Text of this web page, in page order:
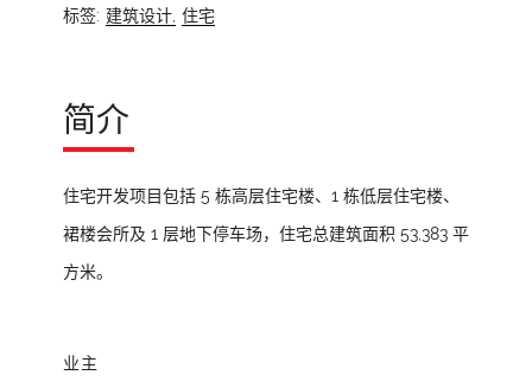
标签: 建筑设计, 住宅
简介
住宅开发项目包括 5 栋高层住宅楼、1 栋低层住宅楼、
裙楼会所及 1 层地下停车场，住宅总建筑面积 53,383 平
方米。
业主